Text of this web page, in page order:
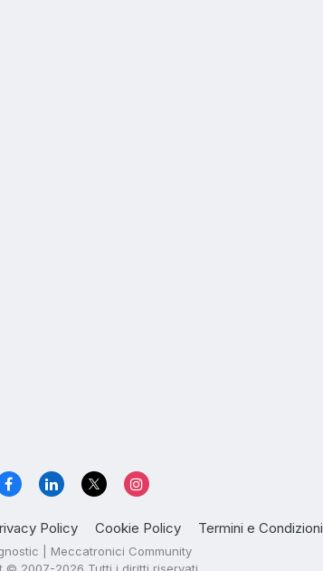
Policy Cookie Policy Termini e Condizioni
| Meccatronici Community